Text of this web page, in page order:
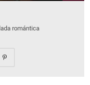
romántica